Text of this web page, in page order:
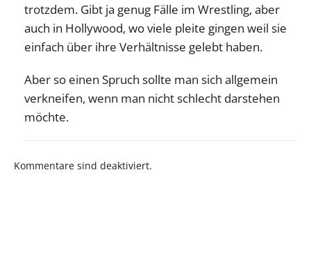
trotzdem. Gibt ja genug Fälle im Wrestling, aber
auch in Hollywood, wo viele pleite gingen weil sie
einfach über ihre Verhältnisse gelebt haben.
Aber so einen Spruch sollte man sich allgemein
verkneifen, wenn man nicht schlecht darstehen
möchte.
Kommentare sind deaktiviert.